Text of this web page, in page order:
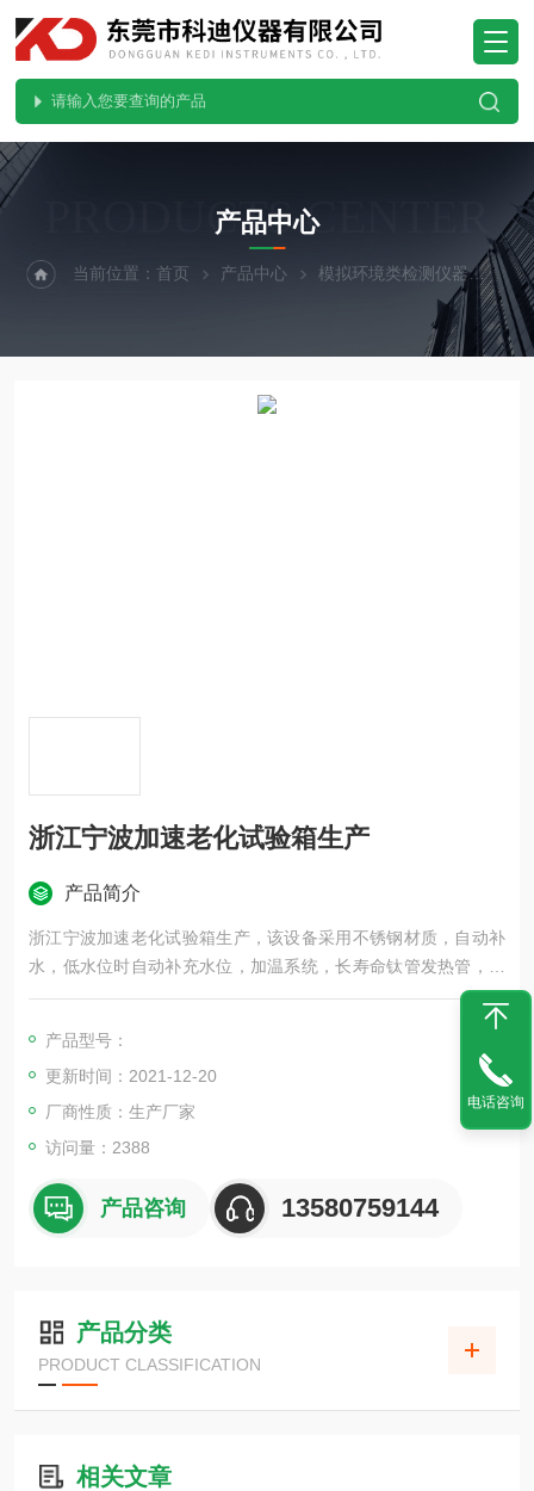
PRODUCTS CENTER
产品中心
当前位置：首页 产品中心 模拟环境类检测仪器 蒸
浙江宁波加速老化试验箱生产
产品简介
浙江宁波加速老化试验箱生产，该设备采用不锈钢材质，自动补
水，低水位时自动补充水位，加温系统，长寿命钛管发热管，准
确控温，是白金温度传感器。
产品型号：
更新时间：2021-12-20
厂商性质：生产厂家
访问量：2388
产品咨询 13580759144
产品分类
PRODUCT CLASSIFICATION
相关文章
电话咨询